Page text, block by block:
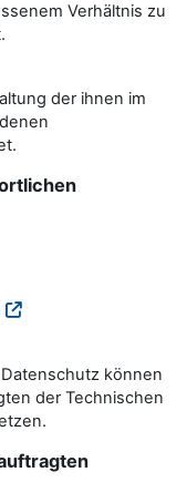
Verhältnis zu
der ihnen im
können
der Technischen